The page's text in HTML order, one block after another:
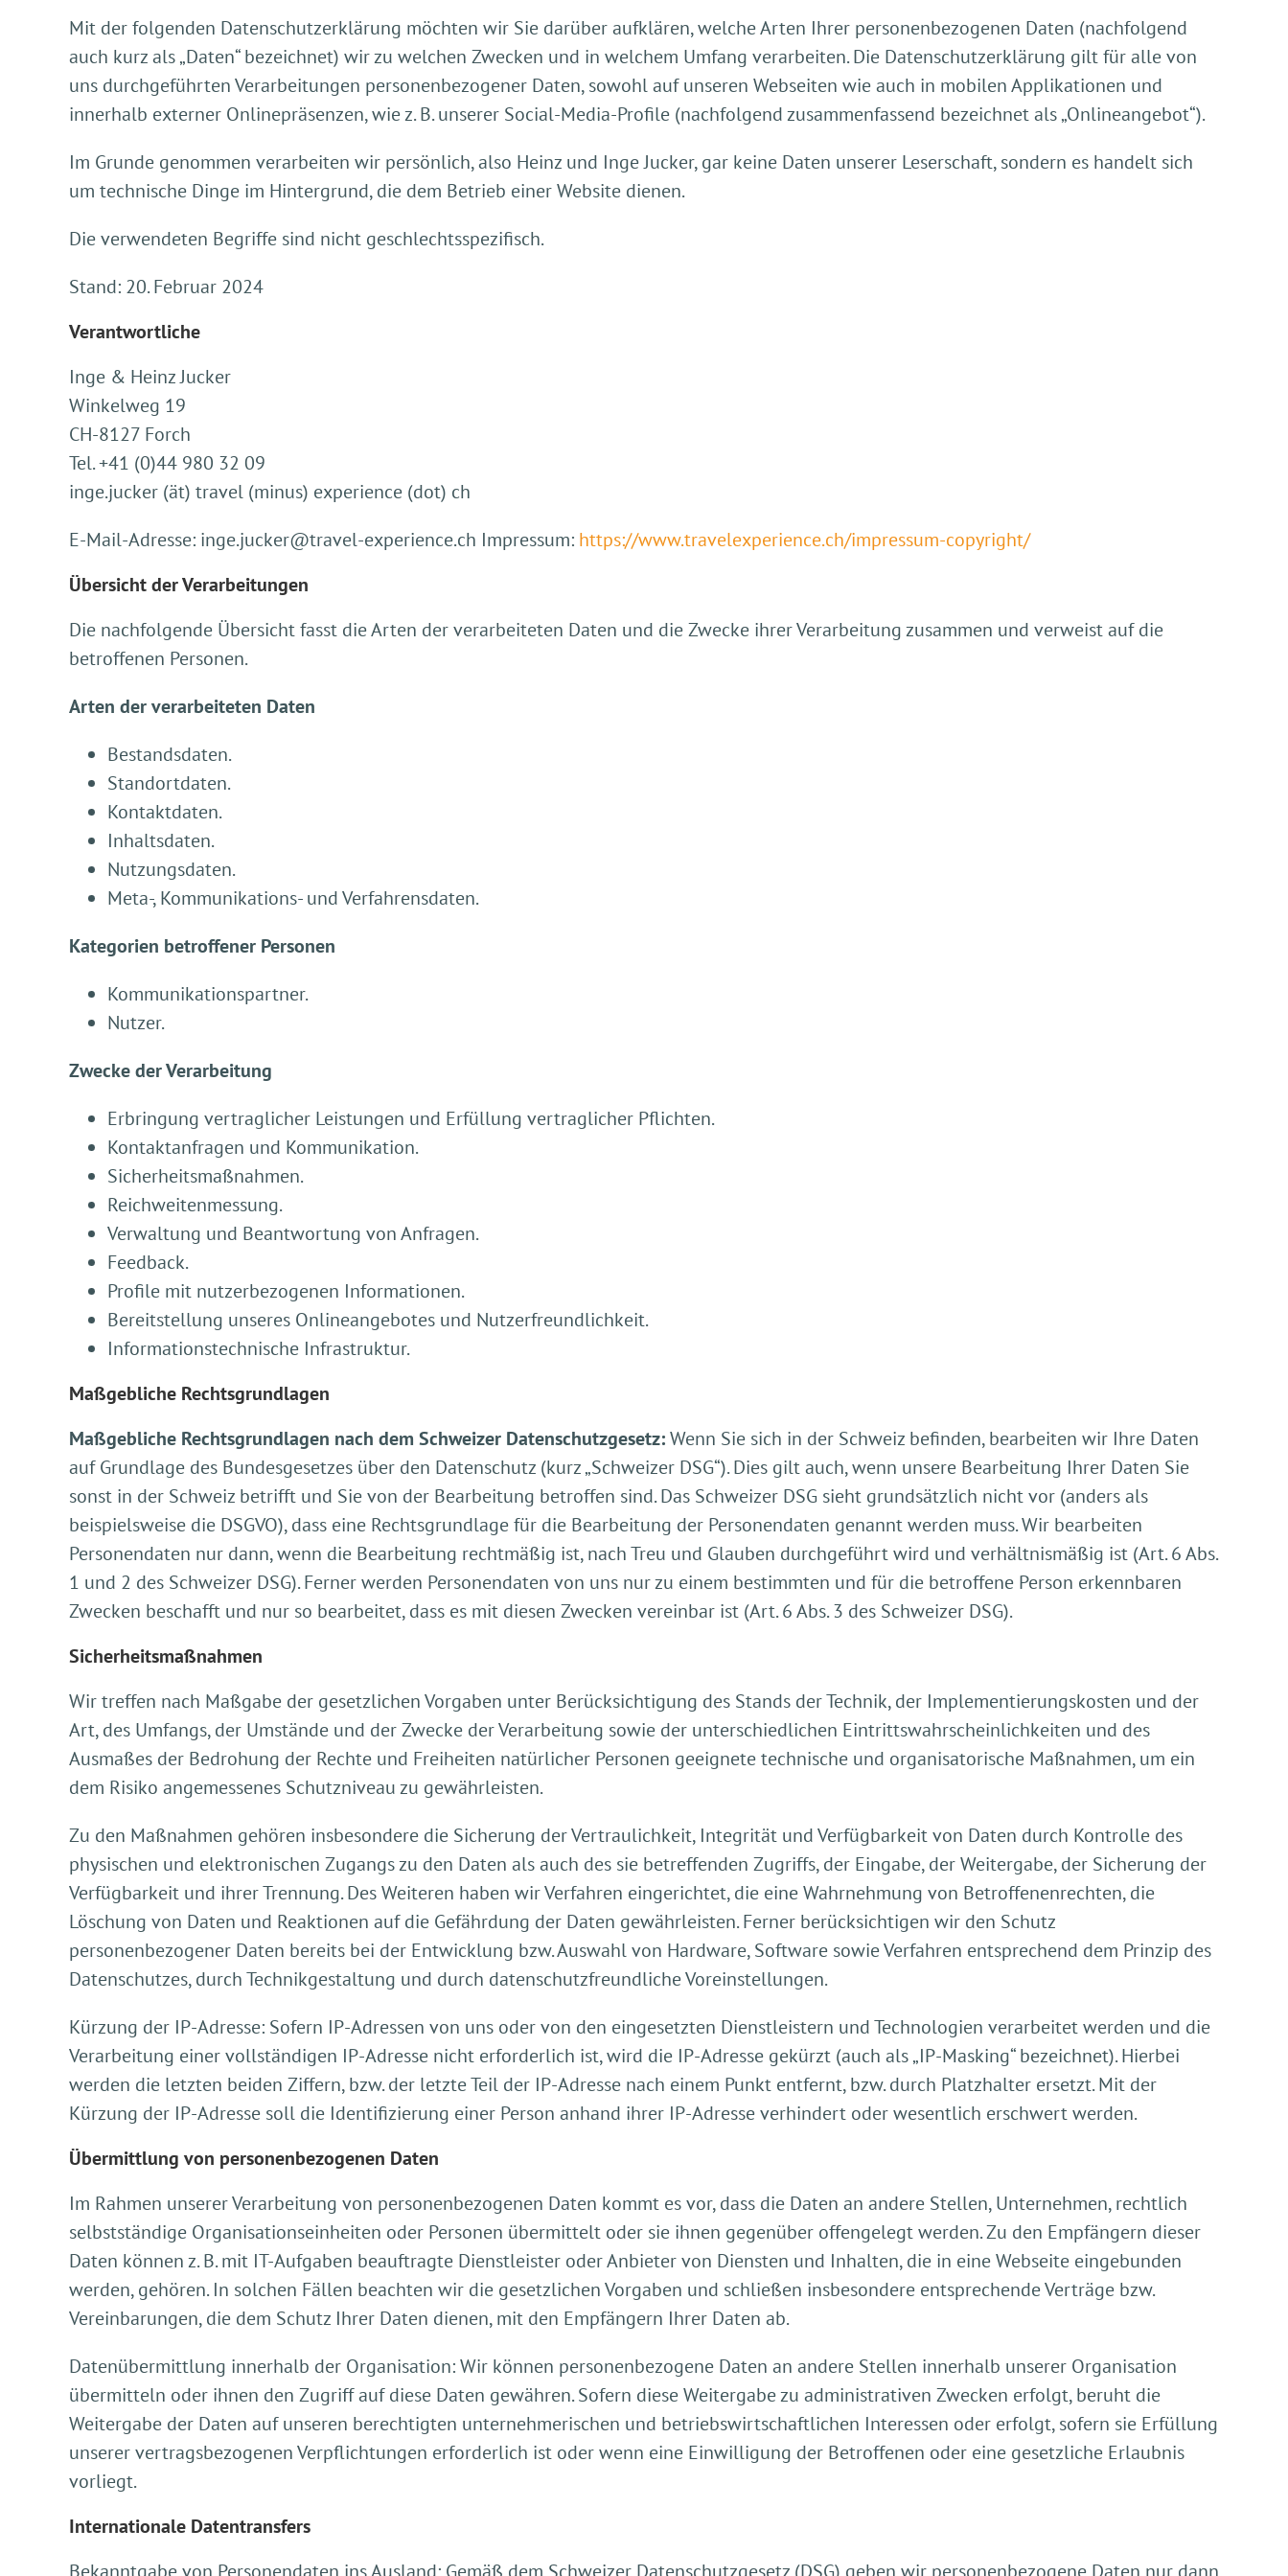
Mit der folgenden Datenschutzerklärung möchten wir Sie darüber aufklären, welche Arten Ihrer personenbezogenen Daten (nachfolgend
auch kurz als „Daten“ bezeichnet) wir zu welchen Zwecken und in welchem Umfang verarbeiten. Die Datenschutzerklärung gilt für alle von
uns durchgeführten Verarbeitungen personenbezogener Daten, sowohl auf unseren Webseiten wie auch in mobilen Applikationen und
innerhalb externer Onlinepräsenzen, wie z. B. unserer Social-Media-Profile (nachfolgend zusammenfassend bezeichnet als „Onlineangebot“).
Im Grunde genommen verarbeiten wir persönlich, also Heinz und Inge Jucker, gar keine Daten unserer Leserschaft, sondern es handelt sich
um technische Dinge im Hintergrund, die dem Betrieb einer Website dienen.
Die verwendeten Begriffe sind nicht geschlechtsspezifisch.
Stand: 20. Februar 2024
Verantwortliche
Inge & Heinz Jucker
Winkelweg 19
CH-8127 Forch
Tel. +41 (0)44 980 32 09
inge.jucker (ät) travel (minus) experience (dot) ch
E-Mail-Adresse: inge.jucker@travel-experience.ch Impressum: https://www.travelexperience.ch/impressum-copyright/
Übersicht der Verarbeitungen
Die nachfolgende Übersicht fasst die Arten der verarbeiteten Daten und die Zwecke ihrer Verarbeitung zusammen und verweist auf die
betroffenen Personen.
Arten der verarbeiteten Daten
Bestandsdaten.
Standortdaten.
Kontaktdaten.
Inhaltsdaten.
Nutzungsdaten.
Meta-, Kommunikations- und Verfahrensdaten.
Kategorien betroffener Personen
Kommunikationspartner.
Nutzer.
Zwecke der Verarbeitung
Erbringung vertraglicher Leistungen und Erfüllung vertraglicher Pflichten.
Kontaktanfragen und Kommunikation.
Sicherheitsmaßnahmen.
Reichweitenmessung.
Verwaltung und Beantwortung von Anfragen.
Feedback.
Profile mit nutzerbezogenen Informationen.
Bereitstellung unseres Onlineangebotes und Nutzerfreundlichkeit.
Informationstechnische Infrastruktur.
Maßgebliche Rechtsgrundlagen
Maßgebliche Rechtsgrundlagen nach dem Schweizer Datenschutzgesetz:Wenn Sie sich in der Schweiz befinden, bearbeiten wir Ihre Daten
auf Grundlage des Bundesgesetzes über den Datenschutz (kurz „Schweizer DSG“). Dies gilt auch, wenn unsere Bearbeitung Ihrer Daten Sie
sonst in der Schweiz betrifft und Sie von der Bearbeitung betroffen sind. Das Schweizer DSG sieht grundsätzlich nicht vor (anders als
beispielsweise die DSGVO), dass eine Rechtsgrundlage für die Bearbeitung der Personendaten genannt werden muss. Wir bearbeiten
Personendaten nur dann, wenn die Bearbeitung rechtmäßig ist, nach Treu und Glauben durchgeführt wird und verhältnismäßig ist (Art. 6 Abs.
1 und 2 des Schweizer DSG). Ferner werden Personendaten von uns nur zu einem bestimmten und für die betroffene Person erkennbaren
Zwecken beschafft und nur so bearbeitet, dass es mit diesen Zwecken vereinbar ist (Art. 6 Abs. 3 des Schweizer DSG).
Sicherheitsmaßnahmen
Wir treffen nach Maßgabe der gesetzlichen Vorgaben unter Berücksichtigung des Stands der Technik, der Implementierungskosten und der
Art, des Umfangs, der Umstände und der Zwecke der Verarbeitung sowie der unterschiedlichen Eintrittswahrscheinlichkeiten und des
Ausmaßes der Bedrohung der Rechte und Freiheiten natürlicher Personen geeignete technische und organisatorische Maßnahmen, um ein
dem Risiko angemessenes Schutzniveau zu gewährleisten.
Zu den Maßnahmen gehören insbesondere die Sicherung der Vertraulichkeit, Integrität und Verfügbarkeit von Daten durch Kontrolle des
physischen und elektronischen Zugangs zu den Daten als auch des sie betreffenden Zugriffs, der Eingabe, der Weitergabe, der Sicherung der
Verfügbarkeit und ihrer Trennung. Des Weiteren haben wir Verfahren eingerichtet, die eine Wahrnehmung von Betroffenenrechten, die
Löschung von Daten und Reaktionen auf die Gefährdung der Daten gewährleisten. Ferner berücksichtigen wir den Schutz
personenbezogener Daten bereits bei der Entwicklung bzw. Auswahl von Hardware, Software sowie Verfahren entsprechend dem Prinzip des
Datenschutzes, durch Technikgestaltung und durch datenschutzfreundliche Voreinstellungen.
Kürzung der IP-Adresse: Sofern IP-Adressen von uns oder von den eingesetzten Dienstleistern und Technologien verarbeitet werden und die
Verarbeitung einer vollständigen IP-Adresse nicht erforderlich ist, wird die IP-Adresse gekürzt (auch als „IP-Masking“ bezeichnet). Hierbei
werden die letzten beiden Ziffern, bzw. der letzte Teil der IP-Adresse nach einem Punkt entfernt, bzw. durch Platzhalter ersetzt. Mit der
Kürzung der IP-Adresse soll die Identifizierung einer Person anhand ihrer IP-Adresse verhindert oder wesentlich erschwert werden.
Übermittlung von personenbezogenen Daten
Im Rahmen unserer Verarbeitung von personenbezogenen Daten kommt es vor, dass die Daten an andere Stellen, Unternehmen, rechtlich
selbstständige Organisationseinheiten oder Personen übermittelt oder sie ihnen gegenüber offengelegt werden. Zu den Empfängern dieser
Daten können z. B. mit IT-Aufgaben beauftragte Dienstleister oder Anbieter von Diensten und Inhalten, die in eine Webseite eingebunden
werden, gehören. In solchen Fällen beachten wir die gesetzlichen Vorgaben und schließen insbesondere entsprechende Verträge bzw.
Vereinbarungen, die dem Schutz Ihrer Daten dienen, mit den Empfängern Ihrer Daten ab.
Datenübermittlung innerhalb der Organisation: Wir können personenbezogene Daten an andere Stellen innerhalb unserer Organisation
übermitteln oder ihnen den Zugriff auf diese Daten gewähren. Sofern diese Weitergabe zu administrativen Zwecken erfolgt, beruht die
Weitergabe der Daten auf unseren berechtigten unternehmerischen und betriebswirtschaftlichen Interessen oder erfolgt, sofern sie Erfüllung
unserer vertragsbezogenen Verpflichtungen erforderlich ist oder wenn eine Einwilligung der Betroffenen oder eine gesetzliche Erlaubnis
vorliegt.
Internationale Datentransfers